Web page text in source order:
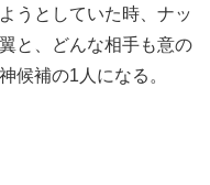
うとしていた時、ナッ
と、どんな相手も意の
候補の1人になる。